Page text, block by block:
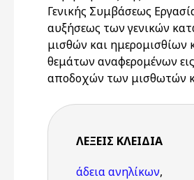
Γενικής Συμβάσεως
αυξήσεως των γενικών
μισθών και ημερομισθίων
θεμάτων αναφερομένων
αποδοχών των μισθωτών
ΛΈΞΕΙΣ KΛΕΙΔΙΆ
άδεια ανηλίκων,